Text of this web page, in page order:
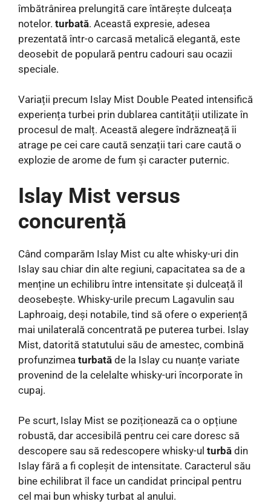
îmbătrânirea prelungită care întărește dulceața
notelor. turbată. Această expresie, adesea
prezentată într-o carcasă metalică elegantă, este
deosebit de populară pentru cadouri sau ocazii
speciale.
Variații precum Islay Mist Double Peated intensifică
experiența turbei prin dublarea cantității utilizate în
procesul de malț. Această alegere îndrăzneață îi
atrage pe cei care caută senzații tari care caută o
explozie de arome de fum și caracter puternic.
Islay Mist versus
concurență
Când comparăm Islay Mist cu alte whisky-uri din
Islay sau chiar din alte regiuni, capacitatea sa de a
menține un echilibru între intensitate și dulceață îl
deosebește. Whisky-urile precum Lagavulin sau
Laphroaig, deși notabile, tind să ofere o experiență
mai unilaterală concentrată pe puterea turbei. Islay
Mist, datorită statutului său de amestec, combină
profunzimea turbată de la Islay cu nuanțe variate
provenind de la celelalte whisky-uri încorporate în
cupaj.
Pe scurt, Islay Mist se poziționează ca o opțiune
robustă, dar accesibilă pentru cei care doresc să
descopere sau să redescopere whisky-ul turbă din
Islay fără a fi copleșit de intensitate. Caracterul său
bine echilibrat îl face un candidat principal pentru
cel mai bun whisky turbat al anului.